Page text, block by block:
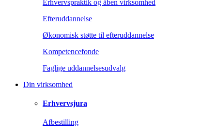
Erhvervspraktik og åben virksomhed
Efteruddannelse
Økonomisk støtte til efteruddannelse
Kompetencefonde
Faglige uddannelsesudvalg
Din virksomhed
Erhvervsjura
Afbestilling